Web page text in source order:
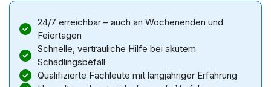
24/7 erreichbar – auch an Wochenenden und
Feiertagen
Schnelle, vertrauliche Hilfe bei akutem
Schädlingsbefall
Qualifizierte Fachleute mit langjähriger Erfahrung